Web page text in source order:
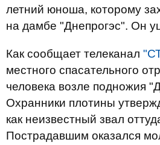
летний юноша, которому
на дамбе "Днепрогэс". Он
Как сообщает телеканал
местного спасательного
человека возле подножия
Охранники плотины
как неизвестный звал
Пострадавшим оказался